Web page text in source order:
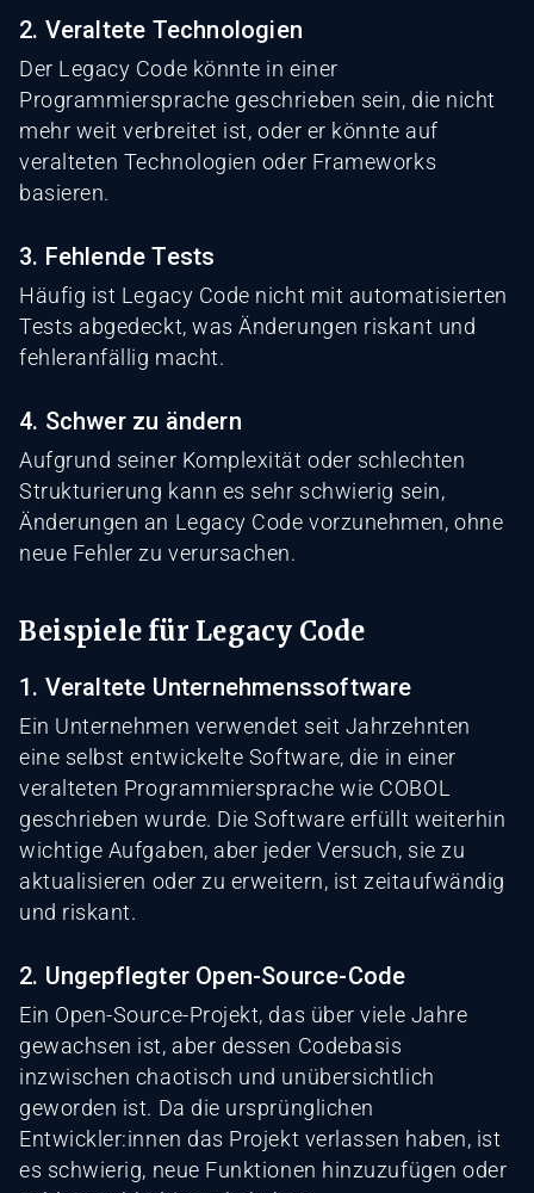
2. Veraltete Technologien
Der Legacy Code könnte in einer
Programmiersprache geschrieben sein, die nicht
mehr weit verbreitet ist, oder er könnte auf
veralteten Technologien oder Frameworks
basieren.
3. Fehlende Tests
Häufig ist Legacy Code nicht mit automatisierten
Tests abgedeckt, was Änderungen riskant und
fehleranfällig macht.
4. Schwer zu ändern
Aufgrund seiner Komplexität oder schlechten
Strukturierung kann es sehr schwierig sein,
Änderungen an Legacy Code vorzunehmen, ohne
neue Fehler zu verursachen.
Beispiele für Legacy Code
1. Veraltete Unternehmenssoftware
Ein Unternehmen verwendet seit Jahrzehnten
eine selbst entwickelte Software, die in einer
veralteten Programmiersprache wie COBOL
geschrieben wurde. Die Software erfüllt weiterhin
wichtige Aufgaben, aber jeder Versuch, sie zu
aktualisieren oder zu erweitern, ist zeitaufwändig
und riskant.
2. Ungepflegter Open-Source-Code
Ein Open-Source-Projekt, das über viele Jahre
gewachsen ist, aber dessen Codebasis
inzwischen chaotisch und unübersichtlich
geworden ist. Da die ursprünglichen
Entwickler:innen das Projekt verlassen haben, ist
es schwierig, neue Funktionen hinzuzufügen oder